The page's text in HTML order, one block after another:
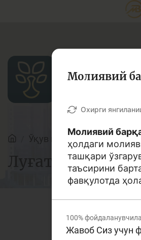
Мақолалар
Банк агентлари учун
Ўқув қўлланмалар
Луғат
Ушбу
Молиявий
Охирги
Молиявий
ҳолдаги
ташқари
таъсирини
фавқулотда
100%
Жавоб Сиз учун